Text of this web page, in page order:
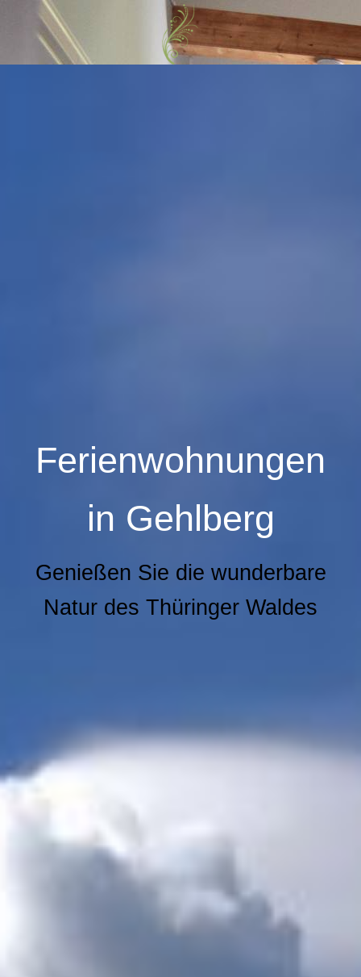
Ferienwohnungen
in Gehlberg
Genießen Sie die wunderbare
Natur des Thüringer Waldes